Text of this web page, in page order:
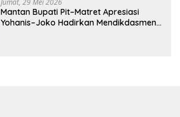
Mantan Bupati Pit–Matret Apresiasi
Yohanis–Joko Hadirkan Mendikdasmen